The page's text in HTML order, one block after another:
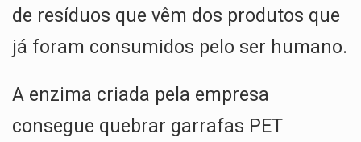
de resíduos que vêm dos produtos que
já foram consumidos pelo ser humano.
A enzima criada pela empresa
consegue quebrar garrafas PET